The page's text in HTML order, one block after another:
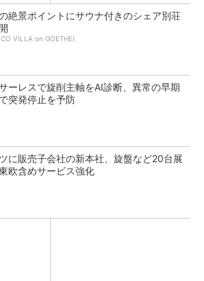
絶景ポイントにサウナ付きのシェア別荘
VILLA on GOETHE)
ーレスで旋削主軸をAI診断、異常の早期
突発停止を予防
に販売子会社の新本社、旋盤など20台展
欧含めサービス強化